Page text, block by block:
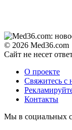
© 2026 Med36.com
Сайт не несет
О проекте
Свяжитесь с
Контакты
Мы в социальных